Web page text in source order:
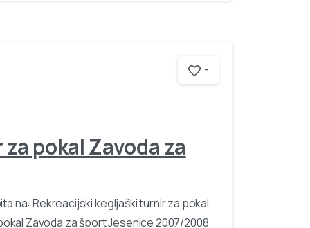
-
pokal Zavoda za
na: Rekreacijski kegljaški turnir za pokal
Zavoda za šport Jesenice 2007/2008